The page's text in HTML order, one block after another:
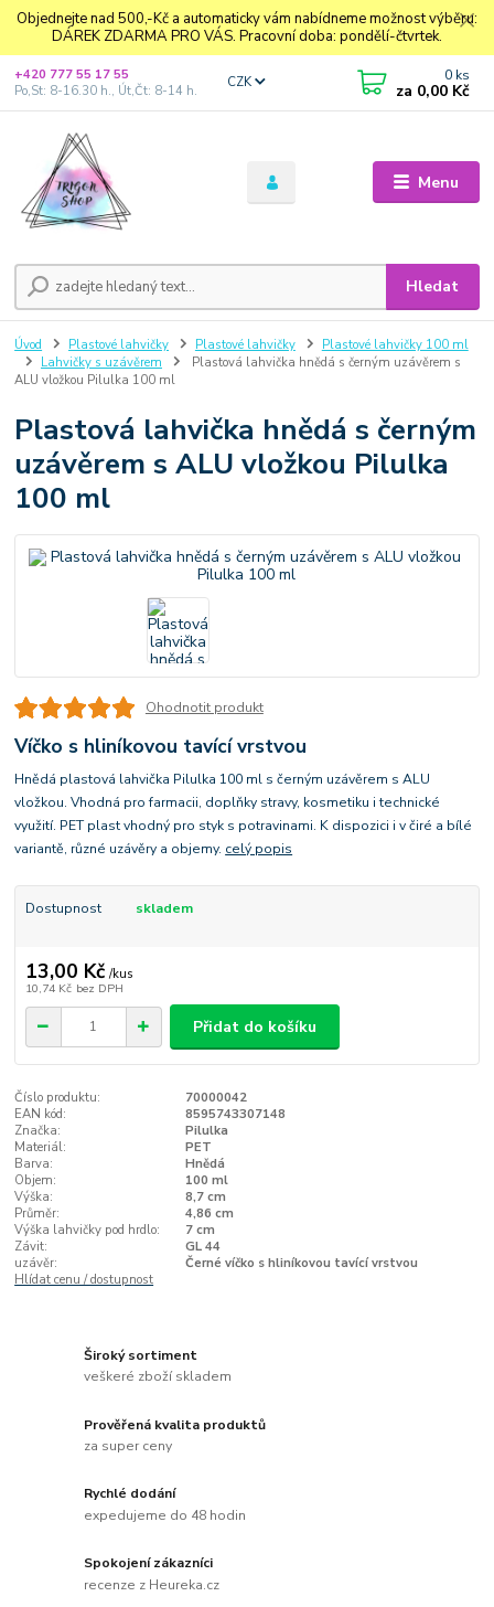
Objednejte nad 500,-Kč a automaticky vám nabídneme možnost výběru:
DÁREK ZDARMA PRO VÁS. Pracovní doba: pondělí-čtvrtek.
Menu
CZK
Hledat
+420 777 55 17 55
Po,St: 8-16.30 h., Út,Čt: 8-14 h.
0 ks
za 0,00 Kč
Úvod Plastové lahvičky Plastové lahvičky
Plastové lahvičky 100 ml
Lahvičky s uzávěrem
Plastová lahvička hnědá s černým uzávěrem s
ALU vložkou Pilulka 100 ml
Plastová lahvička hnědá s černým
uzávěrem s ALU vložkou Pilulka
100 ml
Ohodnotit produkt
Víčko s hliníkovou tavící vrstvou
Hnědá plastová lahvička Pilulka 100 ml s černým uzávěrem s ALU
vložkou. Vhodná pro farmacii, doplňky stravy, kosmetiku i technické
využití. PET plast vhodný pro styk s potravinami. K dispozici i v čiré a bílé
variantě, různé uzávěry a objemy. celý popis
Dostupnost skladem
13,00 Kč /kus
10,74 Kč bez DPH
Přidat do košíku
Číslo produktu:
70000042
EAN kód:
8595743307148
Značka:
Pilulka
Materiál:
PET
Barva:
Hnědá
Objem:
100 ml
Výška:
8,7 cm
Průměr:
4,86 cm
Výška lahvičky pod hrdlo:
7 cm
Závit:
GL 44
uzávěr:
Černé víčko s hliníkovou tavící vrstvou
Hlídat cenu / dostupnost
Široký sortiment
veškeré zboží skladem
Prověřená kvalita produktů
za super ceny
Rychlé dodání
expedujeme do 48 hodin
Spokojení zákazníci
recenze z Heureka.cz